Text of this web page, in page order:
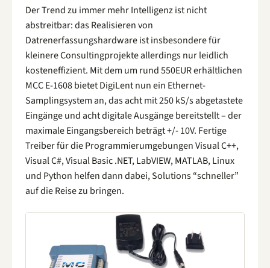
Der Trend zu immer mehr Intelligenz ist nicht
abstreitbar: das Realisieren von
Datrenerfassungshardware ist insbesondere für
kleinere Consultingprojekte allerdings nur leidlich
kosteneffizient. Mit dem um rund 550EUR erhältlichen
MCC E-1608 bietet DigiLent nun ein Ethernet-
Samplingsystem an, das acht mit 250 kS/s abgetastete
Eingänge und acht digitale Ausgänge bereitstellt – der
maximale Eingangsbereich beträgt +/- 10V. Fertige
Treiber für die Programmierumgebungen Visual C++,
Visual C#, Visual Basic .NET, LabVIEW, MATLAB, Linux
und Python helfen dann dabei, Solutions “schneller”
auf die Reise zu bringen.